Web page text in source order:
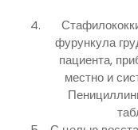
фурункула
пациента,
местно и